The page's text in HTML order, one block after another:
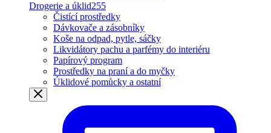
Drogerie a úklid255
Čistící prostředky
Dávkovače a zásobníky
Koše na odpad, pytle, sáčky
Likvidátory pachu a parfémy do interiéru
Papírový program
Prostředky na praní a do myčky
Úklidové pomůcky a ostatní